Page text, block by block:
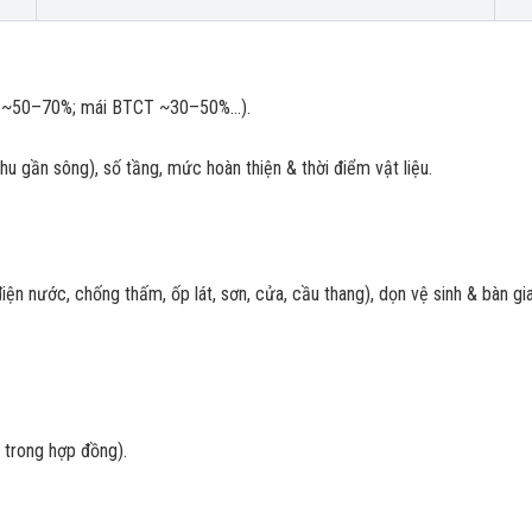
mái BTCT ~30–50%...).
gần sông), số tầng, mức hoàn thiện & thời điểm vật liệu.
nước, chống thấm, ốp lát, sơn, cửa, cầu thang), dọn vệ sinh & bàn
hợp đồng).